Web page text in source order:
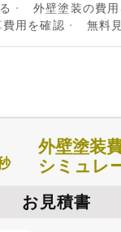
外壁塗装の費用
用を確認
無料
外壁塗装
シミュレ
お見積書